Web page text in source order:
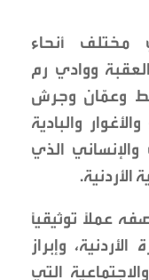
أنحاء
ووادي رم
وعمّان وجرش
والبادية
والإنساني الذي
عملاً توثيقياً
وإبراز
التي